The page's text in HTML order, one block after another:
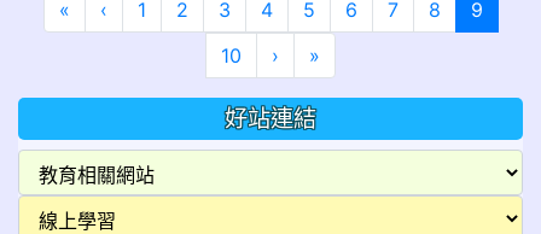
« 第一頁
‹上一頁
1 2 3 4 5 6 7 8 9(目前
10
›下一頁
»最後頁
好站連結